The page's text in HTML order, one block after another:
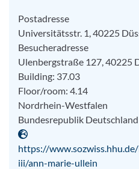
Postadresse
Universitätsstr. 1, 40225
Besucheradresse
Ulenbergstraße 127, 40225
Building: 37.03
Floor/room: 4.14
Nordrhein-Westfalen
Bundesrepublik Deutschland
https://
iii/ann-marie-ullein